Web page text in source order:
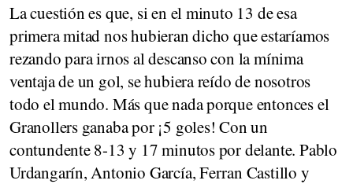
La cuestión es que, si en el minuto 13 de esa
primera mitad nos hubieran dicho que estaríamos
rezando para irnos al descanso con la mínima
ventaja de un gol, se hubiera reído de nosotros
todo el mundo. Más que nada porque entonces el
Granollers ganaba por ¡5 goles! Con un
contundente 8-13 y 17 minutos por delante. Pablo
Urdangarín, Antonio García, Ferran Castillo y